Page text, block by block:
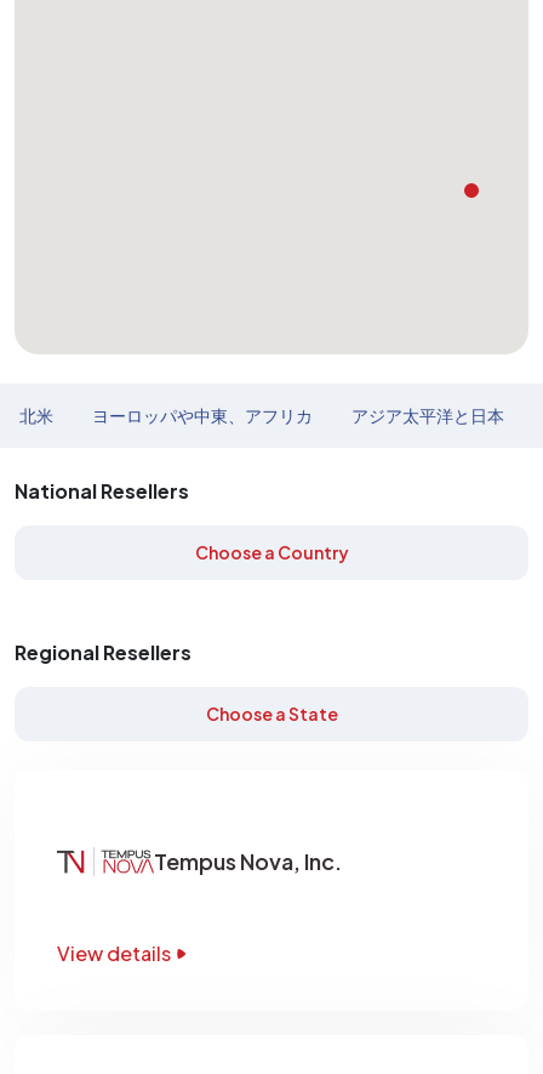
北米 ヨーロッパや中東、アフリカ アジア太平洋と日本
National Resellers
Choose a Country
Regional Resellers
Choose a State
Tempus Nova, Inc.
View details